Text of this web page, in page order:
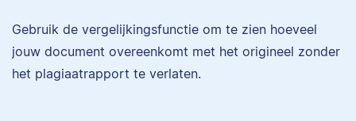
Gebruik de vergelijkingsfunctie om te zien hoeveel
jouw document overeenkomt met het origineel zonder
het plagiaatrapport te verlaten.